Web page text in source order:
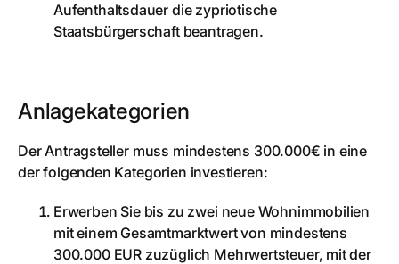
Aufenthaltsdauer die zypriotische
Staatsbürgerschaft beantragen.
Anlagekategorien
Der Antragsteller muss mindestens 300.000€ in eine
der folgenden Kategorien investieren:
Erwerben Sie bis zu zwei neue Wohnimmobilien
mit einem Gesamtmarktwert von mindestens
300.000 EUR zuzüglich Mehrwertsteuer, mit der